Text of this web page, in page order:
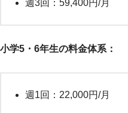
週3回：59,400円/月
小学5・6年生の料金体系：
週1回：22,000円/月